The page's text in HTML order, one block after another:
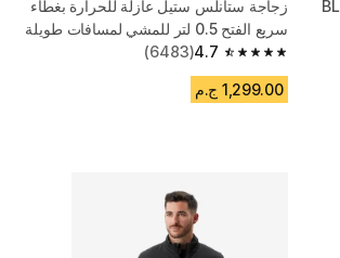
تي شيرت تزلج داخلي للتدفئة للنساء - BL
زجاجة ستانلس ستيل عازلة للحرارة بغطاء
سريع الفتح 0.5 لتر للمشي لمسافات طويلة
4.7
4.7 out of 5 stars from 6483 reviews
(6483)
1,299.00 ج.م